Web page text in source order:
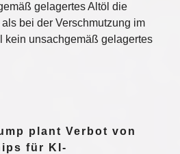
gelagertes Altöl die
bei der Verschmutzung im
kein unsachgemäß gelagertes
plant Verbot von
für KI-